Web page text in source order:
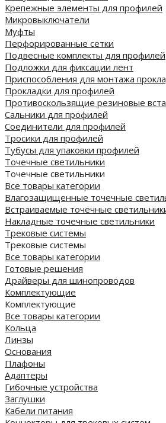
Крепежные элементы для профилей
Микровыключатели
Муфты
Перфорированные сетки
Подвесные комплекты для профилей
Подложки для фиксации лент
Приспособления для монтажа
Прокладки для профилей
Противоскользящие резиновые
Сальники для профилей
Соединители для профилей
Тросики для профилей
Тубусы для упаковки профилей
Точечные светильники
Точечные светильники
Все товары категории
Влагозащищенные точечные
Встраиваемые точечные
Накладные точечные светильники
Трековые системы
Трековые системы
Все товары категории
Готовые решения
Драйверы для шинопроводов
Комплектующие
Комплектующие
Все товары категории
Кольца
Линзы
Основания
Плафоны
Адаптеры
Гибочные устройства
Заглушки
Кабели питания